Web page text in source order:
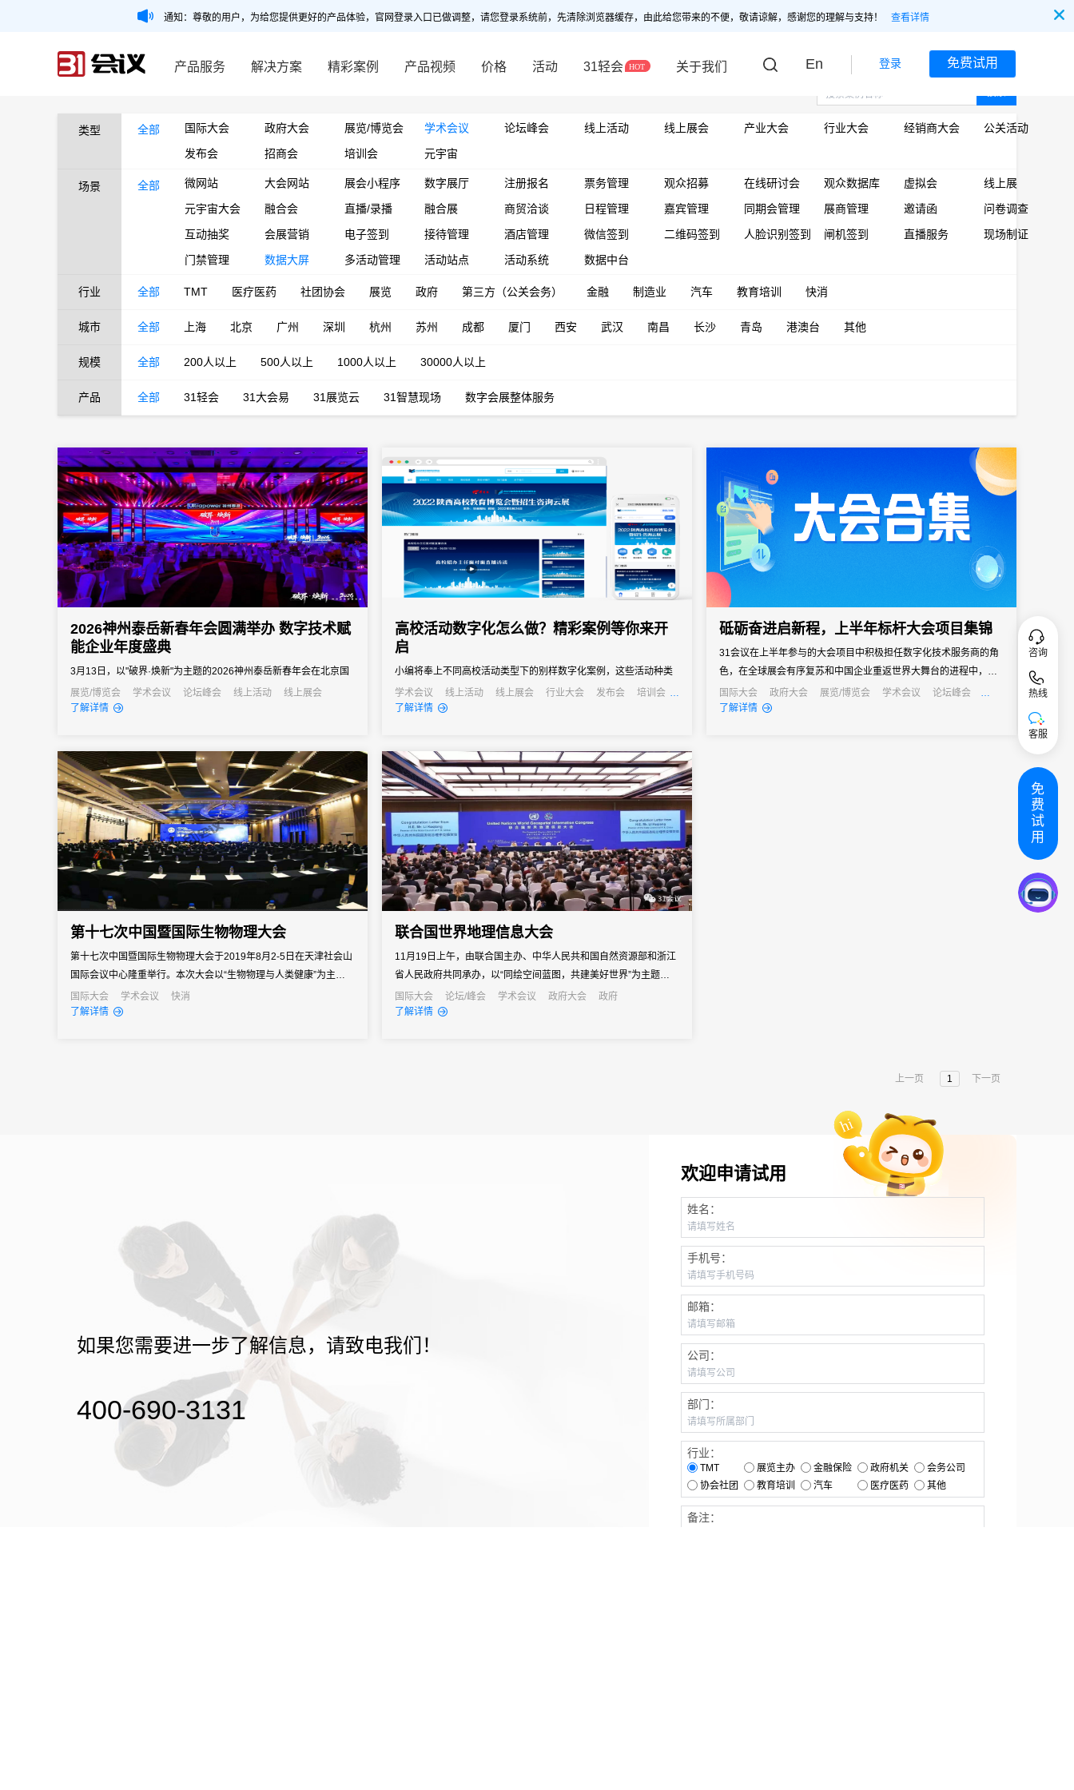
通知：尊敬的用户，为给您提供更好的产品体验，官网登录入口已做调整，请您登录系统前，先清除浏览器缓存，由此给您带来的不便，敬请谅解，感谢您的理解与支持！ 查看详情
产品服务 解决方案 精彩案例 产品视频 价格 活动 31轻会 关于我们 En 登录 免费试用
类型 全部 国际大会 政府大会 展览/博览会 学术会议 论坛峰会 线上活动 线上展会 产业大会 行业大会 经销商大会
公关活动
发布会
招商会 培训会 元宇宙
场景 全部 微网站 大会网站 展会小程序 数字展厅 注册报名 票务管理 观众招募 在线研讨会 观众数据库 虚拟会
线上展
元宇宙大会
融合会 直播/录播 融合展 商贸洽谈 日程管理 嘉宾管理 同期会管理 展商管理 邀请函
问卷调查
互动抽奖
会展营销 电子签到 接待管理 酒店管理 微信签到 二维码签到 人脸识别签到 闸机签到 直播服务
现场制证
门禁管理
数据大屏 多活动管理 活动站点 活动系统 数据中台
行业 全部 TMT 医疗医药 社团协会 展览 政府 第三方（公关会务） 金融 制造业 汽车 教育培训 快消
城市 全部 上海 北京 广州 深圳 杭州 苏州 成都 厦门 西安 武汉 南昌 长沙 青岛 港澳台 其他
规模 全部 200人以上 500人以上 1000人以上 30000人以上
产品 全部 31轻会 31大会易 31展览云 31智慧现场 数字会展整体服务
2026神州泰岳新春年会圆满举办 数字技术赋
能企业年度盛典
3月13日，以"破界·焕新"为主题的2026神州泰岳新春年会在北京国
家会议中心成功举办。来自全国的1600余名泰岳人齐聚一堂，回望
2025奋进征程，共启AI时代的战略新征程，以"破认知之界、破人效
展览/博览会 学术会议 论坛峰会 线上活动
线上展会
了解详情
高校活动数字化怎么做？精彩案例等你来开
启
小编将奉上不同高校活动类型下的别样数字化案例，这些活动种类
多，需求多样，涉及高校的学术会议和论坛、高校的展览、校友活
动和社团活动、文艺赛事活动、培训活动、招聘活动等，类型之
能管理、轻...
学术会议 线上活动 线上展会 行业大会 发布会
培训会
了解详情
砥砺奋进启新程，上半年标杆大会项目集锦
31会议在上半年参与的大会项目中积极担任数字化技术服务商的角
色，在全球展会有序复苏和中国企业重返世界大舞台的进程中，我
们与各方合作伙伴紧密合作，致力于打造高质量、有体验的大会。
通过协力举办国际大会、政府大会、学术大会，我们希望能够携手
国际大会 政府大会 展览/博览会 学术会议
论坛峰会
线上活动
经销商大会
了解详情
第十七次中国暨国际生物物理大会
第十七次中国暨国际生物物理大会于2019年8月2-5日在天津社会山
国际会议中心隆重举行。本次大会以“生物物理与人类健康”为主题，
围绕生物物理及相关研究领域最新的研究进展及发展趋势，邀请国
内外120余位国内外知名院士或专家奉献大会报告或分会报告，组
国际大会 学术会议
快消
了解详情
联合国世界地理信息大会
11月19日上午，由联合国主办、中华人民共和国自然资源部和浙江
省人民政府共同承办，以“同绘空间蓝图，共建美好世界”为主题的联
合国世界地理信息大会在中国浙江德清开幕。
国际大会 论坛/峰会 学术会议 政府大会
政府
了解详情
上一页 1 下一页
如果您需要进一步了解信息，请致电我们！
400-690-3131
欢迎申请试用
姓名：
手机号：
邮箱：
公司：
部门：
行业：
TMT 展览主办 金融保险 政府机关
会务公司
协会社团
教育培训 汽车 医疗医药 其他
备注：
咨询
热线
客服
免
费
试
用